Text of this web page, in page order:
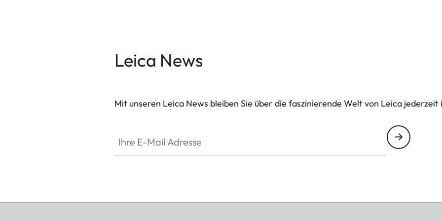
Leica News
Mit unseren Leica News bleiben Sie über die faszinierende Welt von Leica